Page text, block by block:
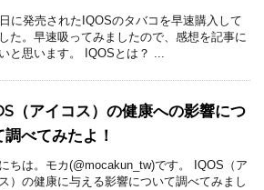
に発売されたIQOSのタバコを早速購入して
た。早速吸ってみましたので、感想を記事に
と思います。 IQOSとは？ ...
（アイコス）の健康への影響につ
調べてみたよ！
ちは。モカ(@mocakun_tw)です。 IQOS（ア
）の健康に与える影響について調べてみまし